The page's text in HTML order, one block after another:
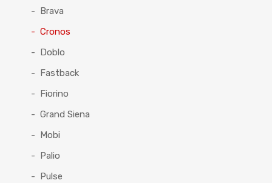
Brava
Cronos
Doblo
Fastback
Fiorino
Grand Siena
Mobi
Palio
Pulse